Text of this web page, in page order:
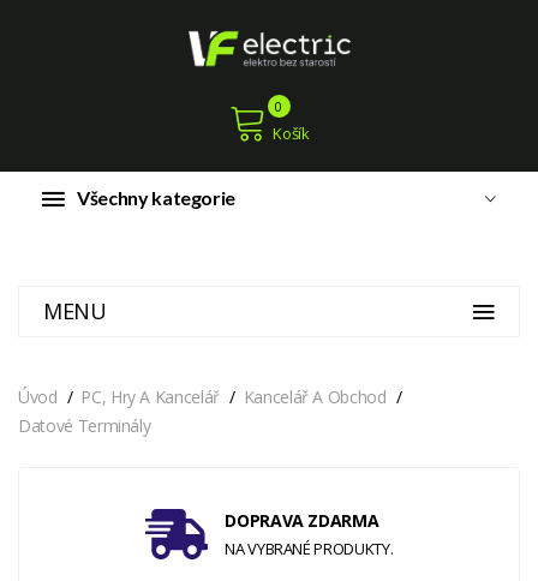
Košík
0
Všechny kategorie
MENU
Úvod PC, Hry A Kancelář
Kancelář A Obchod
Datové Terminály
DOPRAVA ZDARMA
NA VYBRANÉ PRODUKTY.